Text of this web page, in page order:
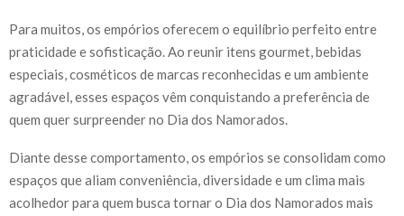
Para muitos, os empórios oferecem o equilíbrio perfeito entre
praticidade e sofisticação. Ao reunir itens gourmet, bebidas
especiais, cosméticos de marcas reconhecidas e um ambiente
agradável, esses espaços vêm conquistando a preferência de
quem quer surpreender no Dia dos Namorados.
Diante desse comportamento, os empórios se consolidam como
espaços que aliam conveniência, diversidade e um clima mais
acolhedor para quem busca tornar o Dia dos Namorados mais